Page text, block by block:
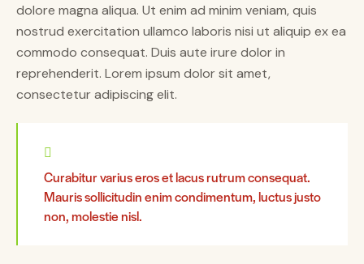
dolore magna aliqua. Ut enim ad minim veniam, quis
nostrud exercitation ullamco laboris nisi ut aliquip ex ea
commodo consequat. Duis aute irure dolor in
reprehenderit. Lorem ipsum dolor sit amet,
consectetur adipiscing elit.
Curabitur varius eros et lacus rutrum consequat.
Mauris sollicitudin enim condimentum, luctus justo
non, molestie nisl.